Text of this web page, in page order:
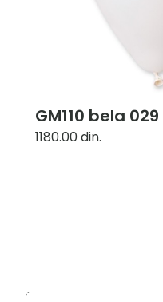
GM110 bela 029
1180.00din.